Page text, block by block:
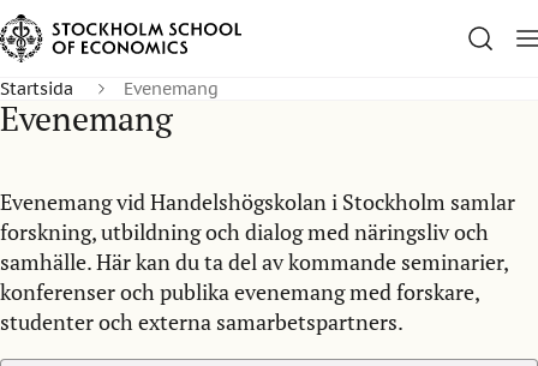
Startsida Evenemang
Evenemang
Evenemang vid Handelshögskolan i Stockholm samlar
forskning, utbildning och dialog med näringsliv och
samhälle. Här kan du ta del av kommande seminarier,
konferenser och publika evenemang med forskare,
studenter och externa samarbetspartners.